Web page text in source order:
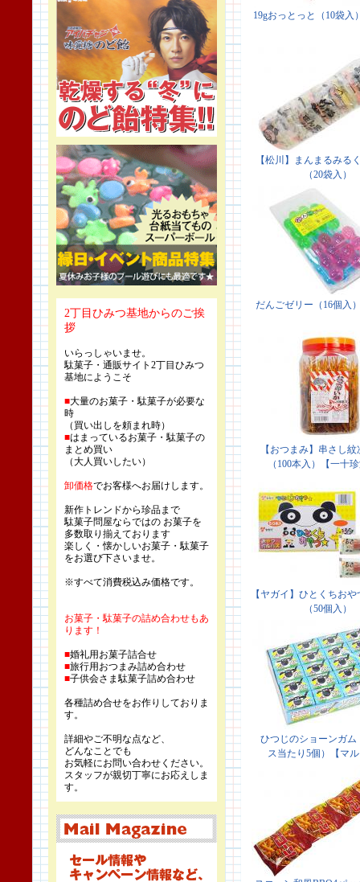
2丁目ひみつ基地からのご挨
拶
いらっしゃいませ。
駄菓子・通販サイト2丁目ひみつ
基地にようこそ
■大量のお菓子・駄菓子が必要な
時
（買い出しを頼まれ時）
■はまっているお菓子・駄菓子の
まとめ買い
（大人買いしたい）
卸価格でお客様へお届けします。
新作トレンドから珍品まで
駄菓子問屋ならではの お菓子を
多数取り揃えております
楽しく・懐かしいお菓子・駄菓子
をお選び下さいませ。
※すべて消費税込み価格です。
お菓子・駄菓子の詰め合わせもあ
ります！
■婚礼用お菓子詰合せ
■旅行用おつまみ詰め合わせ
■子供会さま駄菓子詰め合わせ
各種詰め合せをお作りしておりま
す。
詳細やご不明な点など、
どんなことでも
お気軽にお問い合わせください。
スタッフが親切丁寧にお応えしま
す。